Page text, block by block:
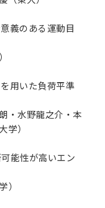
義のある運動目
用いた負荷平準
・水野龍之介・本
学）
能性が高いエン
）